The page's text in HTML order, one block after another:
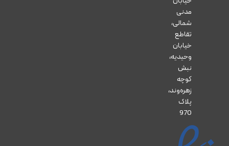
مدنی
شمالی،
تقاطع
خیابان
وحیدیه،
نبش
کوچه
زهره‌وند،
پلاک
970